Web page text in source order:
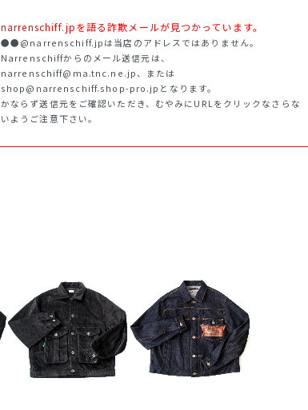
narrenschiff.jpを語る詐欺メールが見つかっています。
●●@narrenschiff.jpは当店のアドレスではありません。
Narrenschiffからのメール送信元は、
narrenschiff@ma.tnc.ne.jp、または
shop@narrenschiff.shop-pro.jpとなります。
かならず送信元をご確認いただき、むやみにURLをクリックなさらな
いようご注意下さい。